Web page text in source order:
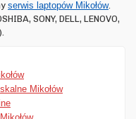
serwis laptopów Mikołów.
SONY, DELL, LENOVO,
Mikołów